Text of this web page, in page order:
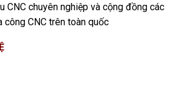
CNC chuyên nghiệp và cộng đồng các
công CNC trên toàn quốc